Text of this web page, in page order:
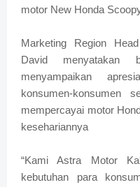
motor New Honda
Marketing Region
David menyatakan
menyampaikan
konsumen-konsumen
mempercayai motor
kesehariannya
“Kami Astra Motor
kebutuhan para